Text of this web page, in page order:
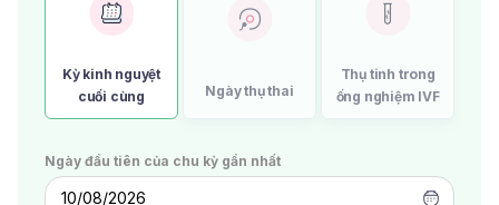
Kỳ kinh nguyệt
cuối cùng
Ngày thụ thai
Thụ tinh trong
ống nghiệm IVF
Ngày đầu tiên của chu kỳ gần nhất
10/08/2026